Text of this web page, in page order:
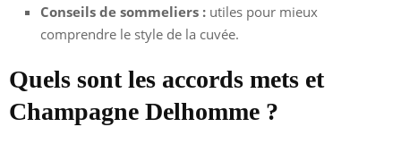
Conseils de sommeliers : utiles pour mieux
comprendre le style de la cuvée.
Quels sont les accords mets et
Champagne Delhomme ?